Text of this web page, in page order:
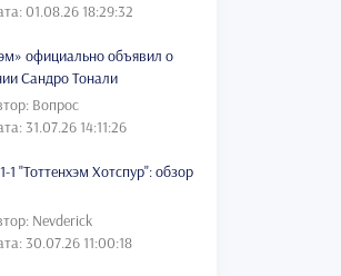
01.08.26 18:29:32
официально объявил о
Сандро Тонали
Вопрос
31.07.26 14:11:26
1 "Тоттенхэм Хотспур": обзор
Nevderick
30.07.26 11:00:18